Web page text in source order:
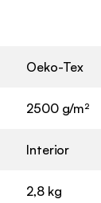
Oeko-Tex
2500 g/m²
Interior
2,8 kg